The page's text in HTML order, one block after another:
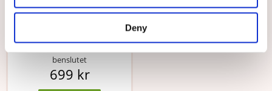
Deny
Muddbyxa Extra Lagom Vit
★★★★★
benslutet
699 kr